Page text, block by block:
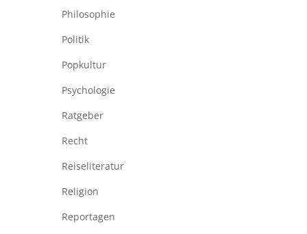
Philosophie
Politik
Popkultur
Psychologie
Ratgeber
Recht
Reiseliteratur
Religion
Reportagen